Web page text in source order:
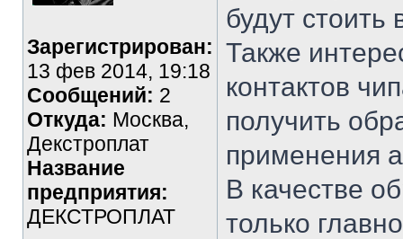
Зарегистрирован:
13 фев 2014, 19:18
Сообщений: 2
Откуда: Москва,
Декстроплат
Название
предприятия:
ДЕКСТРОПЛАТ
будут стоить
Также
контактов
получить
применения
В качестве
только